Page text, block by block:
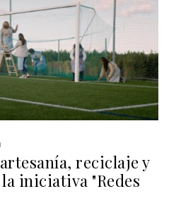
reciclaje y
iniciativa "Redes